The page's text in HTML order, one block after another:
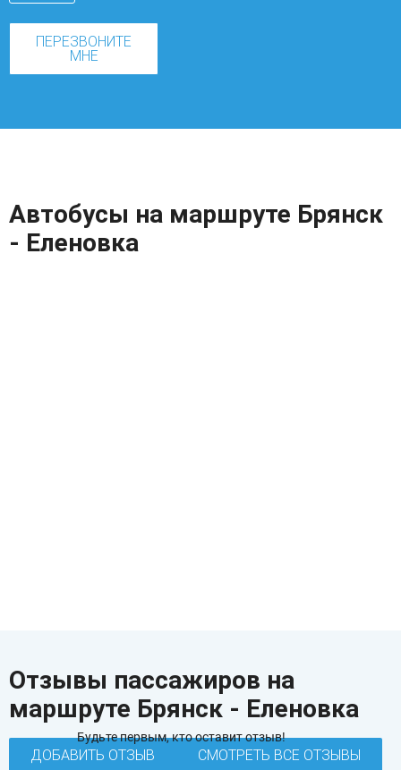
ПЕРЕЗВОНИТЕ
МНЕ
Автобусы на маршруте Брянск
- Еленовка
Отзывы пассажиров на
маршруте Брянск - Еленовка
Будьте первым, кто оставит отзыв!
ДОБАВИТЬ ОТЗЫВ СМОТРЕТЬ ВСЕ ОТЗЫВЫ